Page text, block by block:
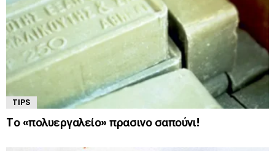
TIPS
Tο «πολυεργαλείο» πρασινο σαπούνι!